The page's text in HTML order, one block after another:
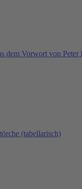
dem Vorwort von Peter
(tabellarisch)